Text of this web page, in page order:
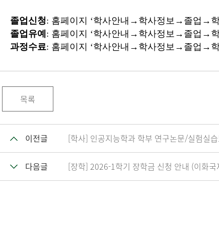
졸업신청: 홈페이지 ‘학사안내→학사정보→졸업→학
졸업유예 : 홈페이지 ‘학사안내→학사정보→졸업→학
과정수료: 홈페이지 ‘학사안내→학사정보→졸업→학
목록
이전글 [학사] 인공지능학과 학부 연구논문/실험실
다음글 [장학] 2026-1학기 장학금 신청 안내 (이화